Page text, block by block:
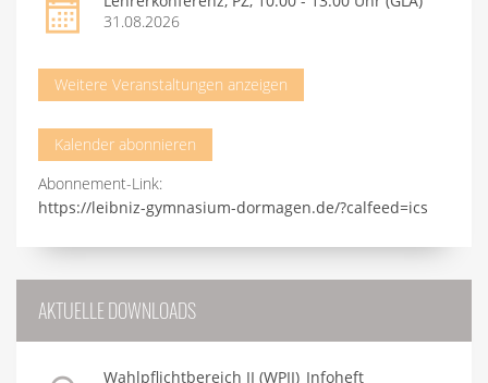
31.08.2026
Weitere Veranstaltungen anzeigen
Kalender abonnieren
Abonnement-Link:
https://leibniz-gymnasium-dormagen.de/?calfeed=ics
AKTUELLE DOWNLOADS
Wahlpflichtbereich II (WPII)_Infoheft